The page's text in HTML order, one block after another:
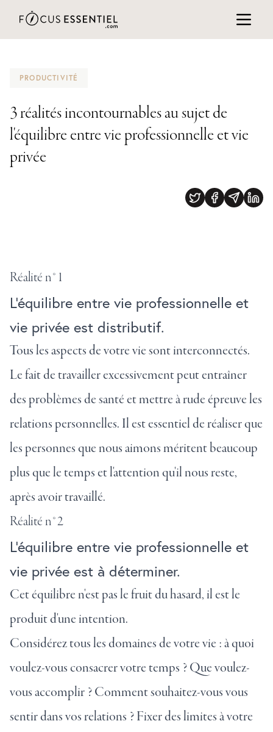
PRODUCTIVITÉ
3 réalités incontournables au sujet de
l'équilibre entre vie professionnelle et vie
privée
Réalité n°1
L'équilibre entre vie professionnelle et
vie privée est distributif.
Tous les aspects de votre vie sont interconnectés.
Le fait de travailler excessivement peut entraîner
des problèmes de santé et mettre à rude épreuve les
relations personnelles. Il est essentiel de réaliser que
les personnes que nous aimons méritent beaucoup
plus que le temps et l'attention qu'il nous reste,
après avoir travaillé.
Réalité n°2
L'équilibre entre vie professionnelle et
vie privée est à déterminer.
Cet équilibre n'est pas le fruit du hasard, il est le
produit d'une intention.
Considérez tous les domaines de votre vie : à quoi
voulez-vous consacrer votre temps ? Que voulez-
vous accomplir ? Comment souhaitez-vous vous
sentir dans vos relations ? Fixer des limites à votre